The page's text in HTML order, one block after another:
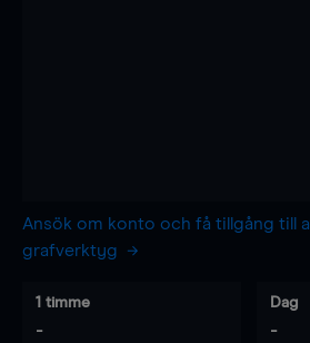
Ansök om konto och få tillgång till
grafverktyg
1 timme
-
Dag
-